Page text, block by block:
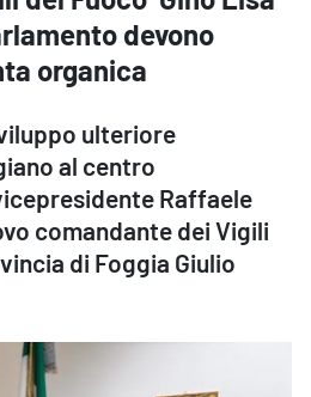
devono
organica
ulteriore
al centro
Raffaele
comandante dei Vigili
di Foggia Giulio